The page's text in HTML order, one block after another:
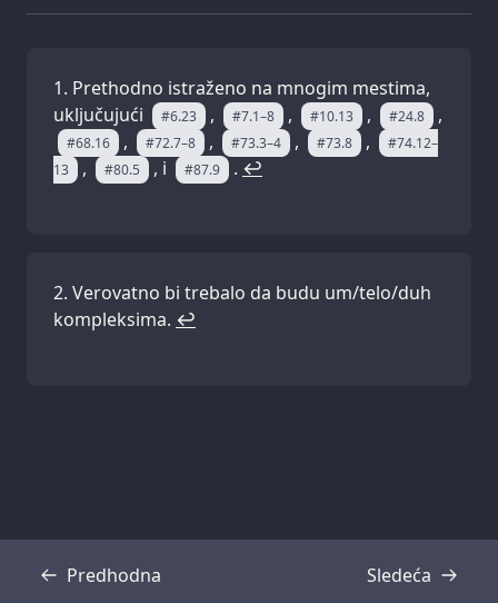
Prethodno istraženo na mnogim mestima,
uključujući
#6.23 , #7.1–8 , #10.13 , #24.8 ,
#68.16 , #72.7–8 , #73.3–4 , #73.8 ,
#74.12–
13
, #80.5 , i #87.9 . ↩
Verovatno bi trebalo da budu um/telo/duh
kompleksima. ↩
Predhodna
Transkripcija Sledeća
Transkripcija